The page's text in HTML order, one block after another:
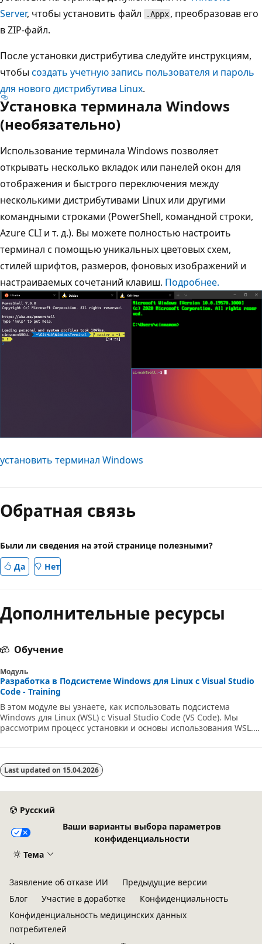
Server, чтобы установить файл .Appx , преобразовав его
в ZIP-файл.
После установки дистрибутива следуйте инструкциям,
чтобы создать учетную запись пользователя и пароль
для нового дистрибутива Linux.
Установка терминала Windows
(необязательно)
Использование терминала Windows позволяет
открывать несколько вкладок или панелей окон для
отображения и быстрого переключения между
несколькими дистрибутивами Linux или другими
командными строками (PowerShell, командной строки,
Azure CLI и т. д.). Вы можете полностью настроить
терминал с помощью уникальных цветовых схем,
стилей шрифтов, размеров, фоновых изображений и
настраиваемых сочетаний клавиш. Подробнее.
установить терминал Windows
Обратная связь
Были ли сведения на этой странице полезными?
Да
Нет
Дополнительные ресурсы
Обучение
Модуль
Разработка в Подсистеме Windows для Linux с Visual Studio
Code - Training
В этом модуле вы узнаете, как использовать подсистема
Windows для Linux (WSL) с Visual Studio Code (VS Code). Мы
рассмотрим процесс установки и основы использования WSL.
Visual Studio Code. Наконец, мы покажем, как отлаживать и
Last updated on 15.04.2026
Русский
Ваши варианты выбора параметров
конфиденциальности
Тема
Заявление об отказе ИИ
Предыдущие версии
Блог
Участие в доработке
Конфиденциальность
Конфиденциальность медицинских данных
потребителей